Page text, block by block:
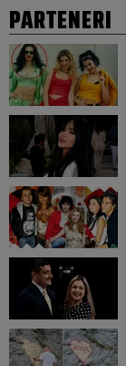
PARTENERI